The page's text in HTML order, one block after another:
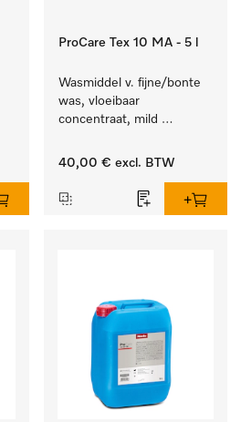
ProCare Tex 10 MA - 5 l
Wasmiddel v. fijne/bonte
was, vloeibaar
concentraat, mild
reinigen van bonte was
40,00 € excl. BTW